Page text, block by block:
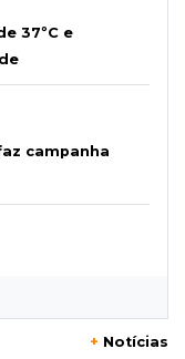
37ºC e
campanha
+ Notícias